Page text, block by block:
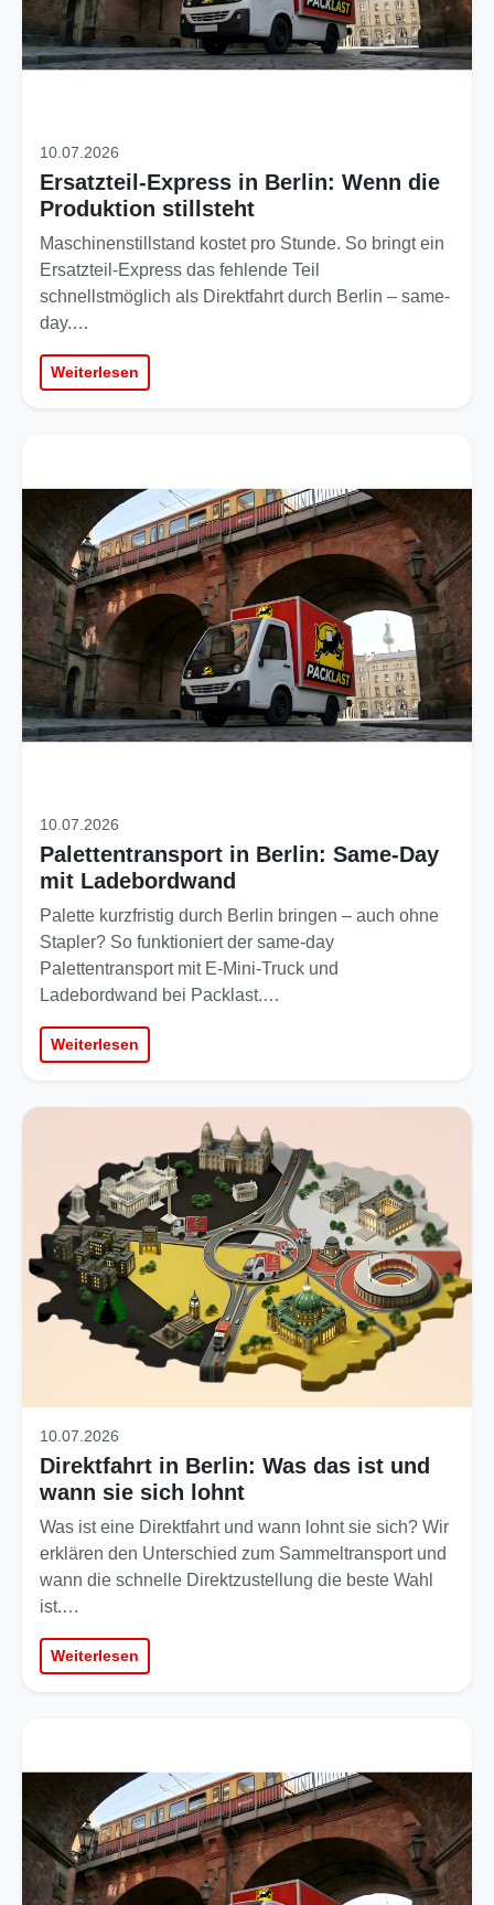
10.07.2026
Ersatzteil-Express in Berlin: Wenn die
Produktion stillsteht
Maschinenstillstand kostet pro Stunde. So bringt ein
Ersatzteil-Express das fehlende Teil
schnellstmöglich als Direktfahrt durch Berlin – same-
day.…
Weiterlesen
10.07.2026
Palettentransport in Berlin: Same-Day
mit Ladebordwand
Palette kurzfristig durch Berlin bringen – auch ohne
Stapler? So funktioniert der same-day
Palettentransport mit E-Mini-Truck und
Ladebordwand bei Packlast.…
Weiterlesen
10.07.2026
Direktfahrt in Berlin: Was das ist und
wann sie sich lohnt
Was ist eine Direktfahrt und wann lohnt sie sich? Wir
erklären den Unterschied zum Sammeltransport und
wann die schnelle Direktzustellung die beste Wahl
ist.…
Weiterlesen